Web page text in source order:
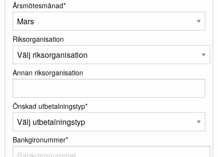
Årsmötesmånad*
Riksorganisation
Annan riksorganisation
Önskad utbetalningstyp*
Bankgironummer*